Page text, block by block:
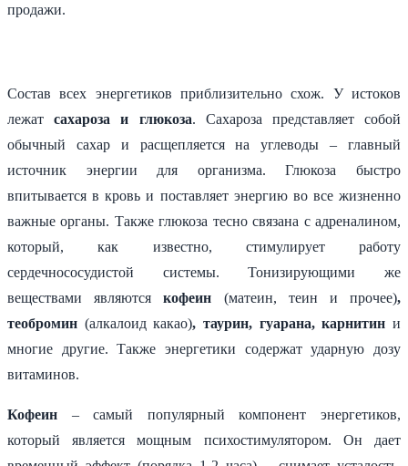
продажи.
Состав всех энергетиков приблизительно схож. У истоков
лежатсахароза и глюкоза. Сахароза представляет собой
обычный сахар и расщепляется на углеводы – главный
источник энергии для организма. Глюкоза быстро
впитывается в кровь и поставляет энергию во все жизненно
важные органы. Также глюкоза тесно связана с адреналином,
который, как известно, стимулирует работу
сердечнососудистой системы. Тонизирующими же
веществами являютсякофеин (матеин, теин и прочее),
теобромин (алкалоид какао), таурин, гуарана, карнитин и
многие другие. Также энергетики содержат ударную дозу
витаминов.
Кофеин – самый популярный компонент энергетиков,
который является мощным психостимулятором. Он дает